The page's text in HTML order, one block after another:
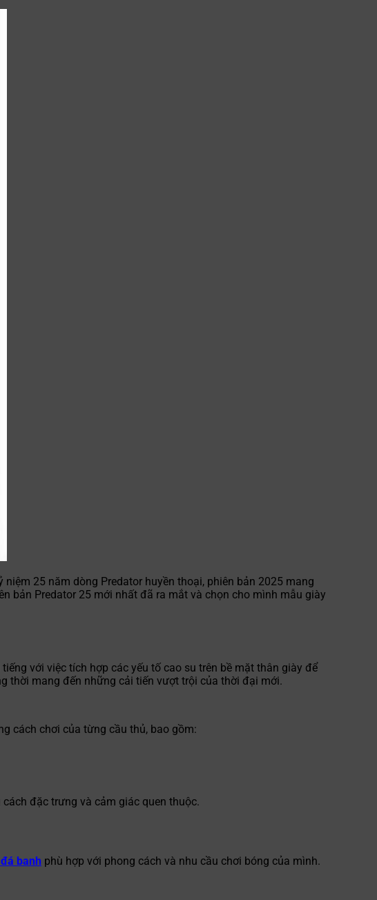
25 năm dòng Predator huyền thoại, phiên bản 2025 mang
bản Predator 25 mới nhất đã ra mắt và chọn cho mình mẫu giày
với việc tích hợp các yếu tố cao su trên bề mặt thân giày để
thời mang đến những cải tiến vượt trội của thời đại mới.
cách chơi của từng cầu thủ, bao gồm:
đặc trưng và cảm giác quen thuộc.
banh phù hợp với phong cách và nhu cầu chơi bóng của mình.